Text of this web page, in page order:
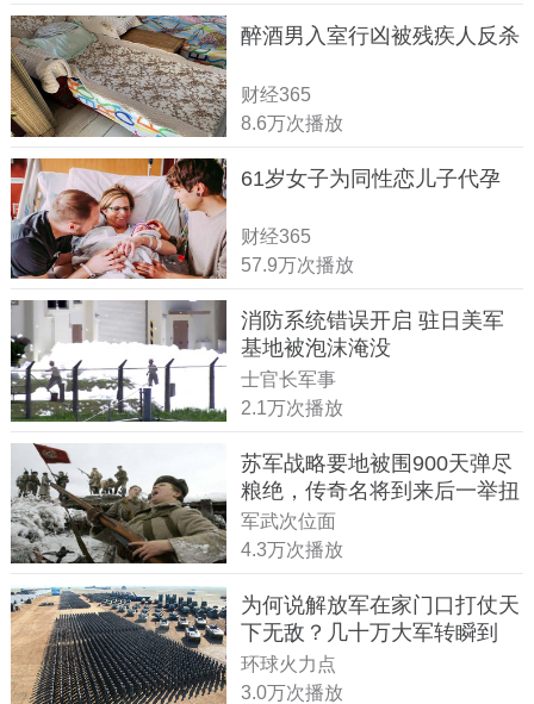
醉酒男入室行凶被残疾人反杀
财经365
8.6万次播放
61岁女子为同性恋儿子代孕
财经365
57.9万次播放
消防系统错误开启 驻日美军
基地被泡沫淹没
士官长军事
2.1万次播放
苏军战略要地被围900天弹尽
粮绝，传奇名将到来后一举扭
转战局
军武次位面
4.3万次播放
为何说解放军在家门口打仗天
下无敌？几十万大军转瞬到
达！
环球火力点
3.0万次播放